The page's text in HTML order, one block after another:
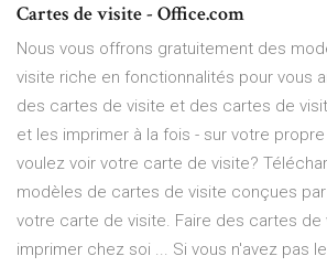
Cartes de visite - Office.com
Nous vous offrons gratuitement des
visite riche en fonctionnalités pour vous
des cartes de visite et des cartes de
et les imprimer à la fois - sur votre
voulez voir votre carte de visite?
modèles de cartes de visite conçues
votre carte de visite. Faire des cartes de
imprimer chez soi ... Si vous n'avez pas